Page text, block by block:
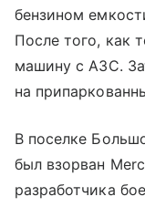
бензином
После того, как
машину с АЗС.
на
В поселке
был взорван
разработчика